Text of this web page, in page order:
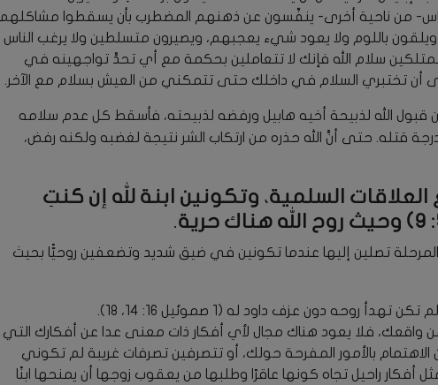
من ناحية أخرى- ينفِّسون عن ذهنهم المضطرب بأن يسقطوا مشاكلهم
ويلقون باللوم ولا يعود شيء يعجبهم، ويصيرون متسلطين ولا يرغب الناس
تمتلكين سلام الله فإنك لا تتعاملين بحكمة مع أي تحدٍّ تواجهينه في
أن تختبري السلام في داخلك حتى تتمكني من العيش بسلام مع الآخر.
قبول الله لذبيحة أخيه هابيل ورفضه لذبيحته، فأسقط كل عدم سلامه
قتله. حتى أنَّ الله حذره من ارتكاب الشر نتيجة لغضبه ولكنه رفض،
العلاقات السلمية، وتكونين ابنة لله إن كنتِ
تصلين إليها عندما تكونين في ضيق شديد وتضعفين روحيًّا بحيث
روحه دون عزف داود له (1 صموئيل 16: 14، 18).
واقعك، فلا يعود هناك مجال لأي أفكار ذات معنى عدا عن أفكارك التي
بالأمور المفرحة حولك، أو تتصرفين تصرفات غريبة لم تكوني
راحيل تجاه كونها عاقرًا وطلبها من يعقوب زوجها أن يمنحها ابنًا